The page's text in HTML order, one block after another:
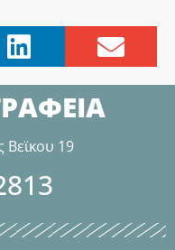
Βεϊκου 19